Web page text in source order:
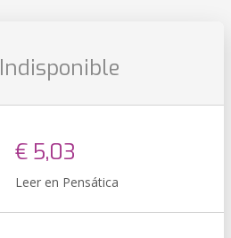
Indisponible
€ 5,03
Leer en Pensática